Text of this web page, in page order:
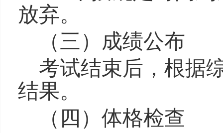
放弃。
（三）成绩公布
考试结束后， 根据
结果。
（四）体格检查